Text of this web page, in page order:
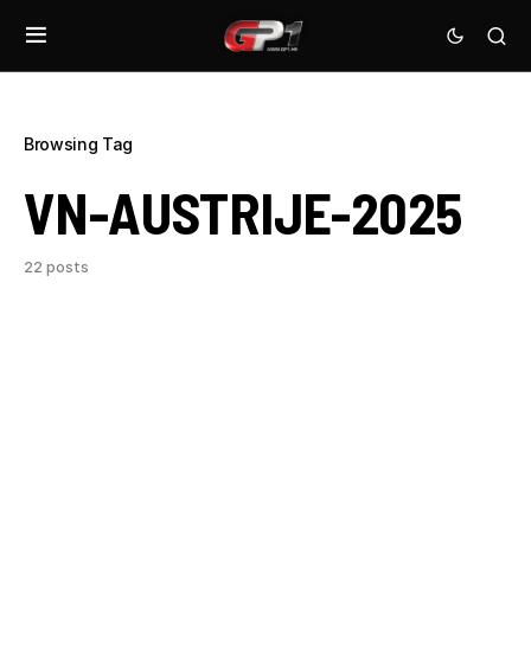
Browsing Tag
VN-AUSTRIJE-2025
22 posts